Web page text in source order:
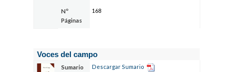
Nº
Páginas
168
Voces del campo
Sumario Descargar Sumario